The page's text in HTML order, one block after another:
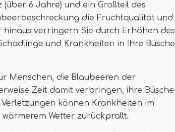
6 Jahre) und ein Großteil des
die Fruchtqualität und
verringern Sie durch Erhöhen des
und Krankheiten in Ihre Büsche
Menschen, die Blaubeeren der
Zeit damit verbringen, ihre Büsche
können Krankheiten im
Wetter zurückprallt.